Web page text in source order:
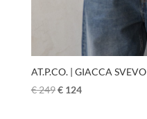
AT.P.CO. | GIACCA SVEVO
€249€124